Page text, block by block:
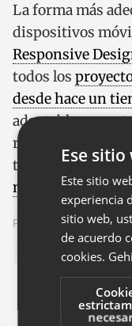
La forma más
dispositivos
Responsive
todos los
desde hace un
adaptable, y en
rediseños y
tiempos. Si
nosotros.
RESPONSIVE
Agregar
Puede agregar
Ese
Este sitio
experiencia
sitio web,
de acuerdo
cookies.